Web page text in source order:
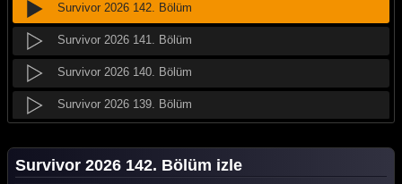
Survivor 2026 142. Bölüm
Survivor 2026 141. Bölüm
Survivor 2026 140. Bölüm
Survivor 2026 139. Bölüm
Survivor 2026 137. Bölüm
Survivor 2026 142. Bölüm izle